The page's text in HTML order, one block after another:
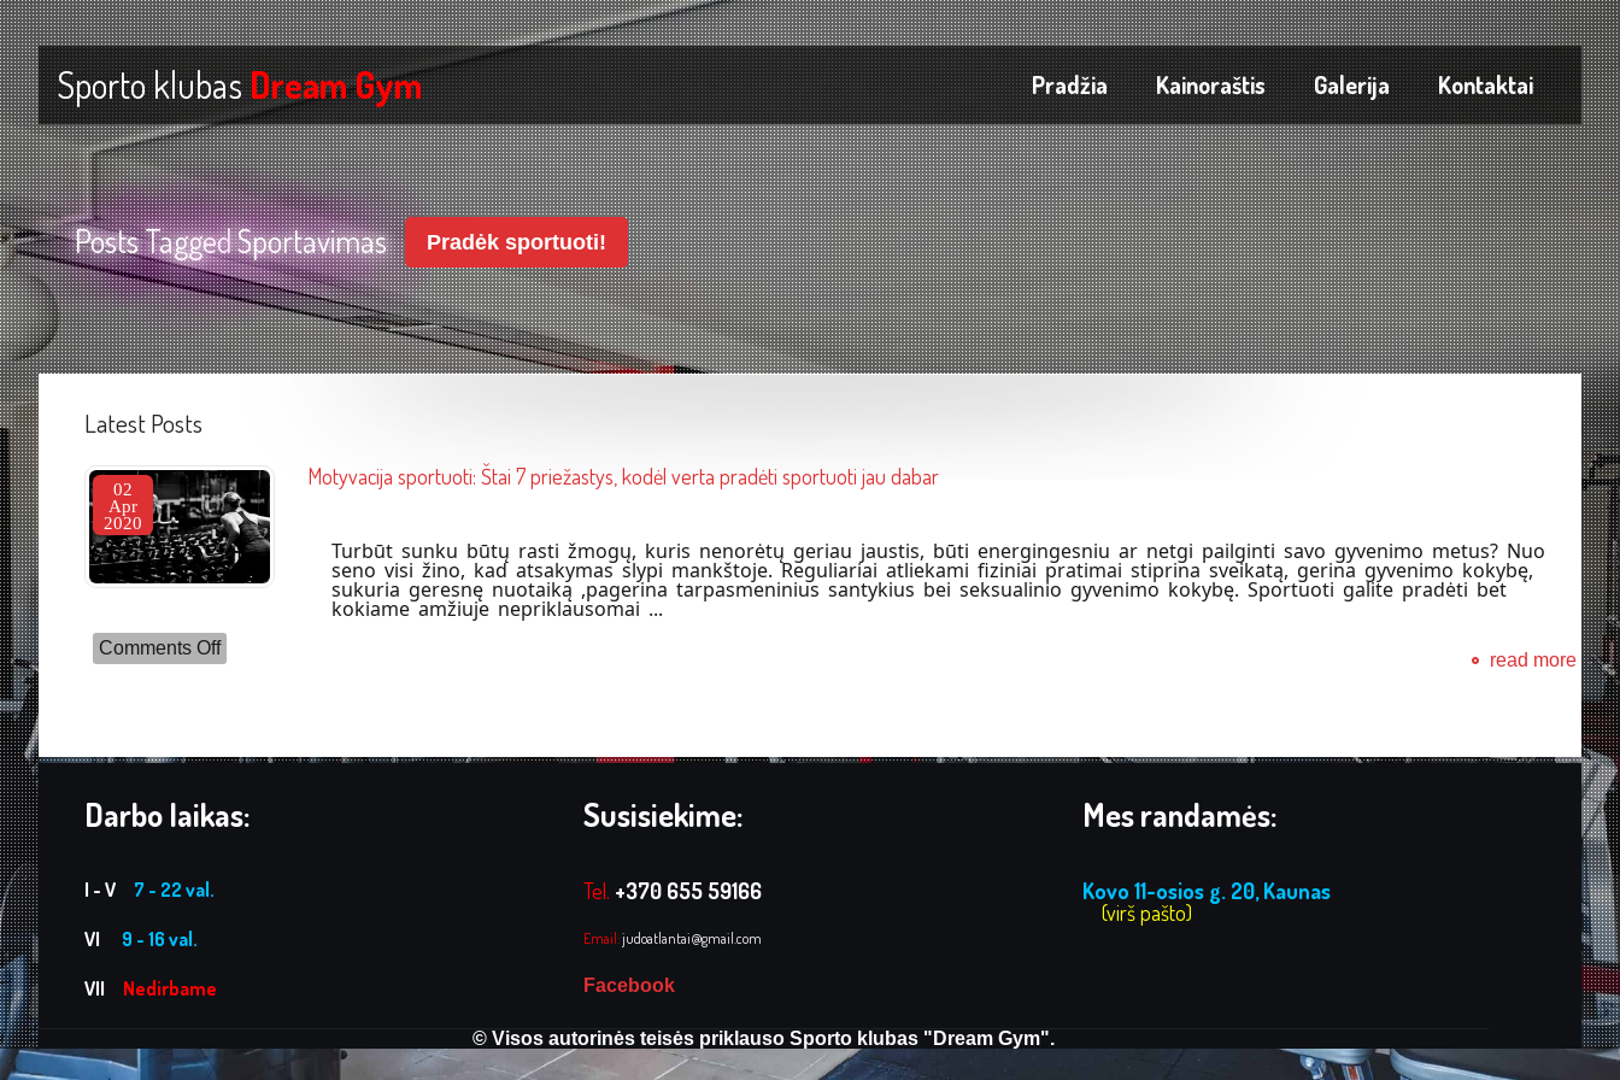
Sporto klubasDream Gym Pradžia Kainoraštis Galerija Kontaktai
Posts TaggedSportavimas Pradėk sportuoti!
Latest Posts
02
Apr
2020
Comments Offon
Motyvacija
kodėl
sportuoti
Motyvacija sportuoti: Štai 7 priežastys, kodėl verta pradėti sportuoti jau dabar
Turbūt sunku būtų rasti žmogų, kuris nenorėtų geriau jaustis, būti energingesniu ar netgi pailginti savo gyvenimo metus? Nuo
seno visi žino, kad atsakymas slypi mankštoje. Reguliariai atliekami fiziniai pratimai stiprina sveikatą, gerina gyvenimo kokybę,
sukuria geresnę nuotaiką ,pagerina tarpasmeninius santykius bei seksualinio gyvenimo kokybę. Sportuoti galite pradėti bet
kokiame amžiuje nepriklausomai ...
read more
Darbo laikas:
I - V 7 - 22 val.
VI 9 - 16 val.
VII Nedirbame
Susisiekime:
Tel. +370 655 59166
Email:judoatlantai@gmail.com
Facebook
Mes randamės:
Kovo 11-osios g. 20, Kaunas
(virš pašto)
© Visos autorinės teisės priklauso Sporto klubas "Dream Gym".